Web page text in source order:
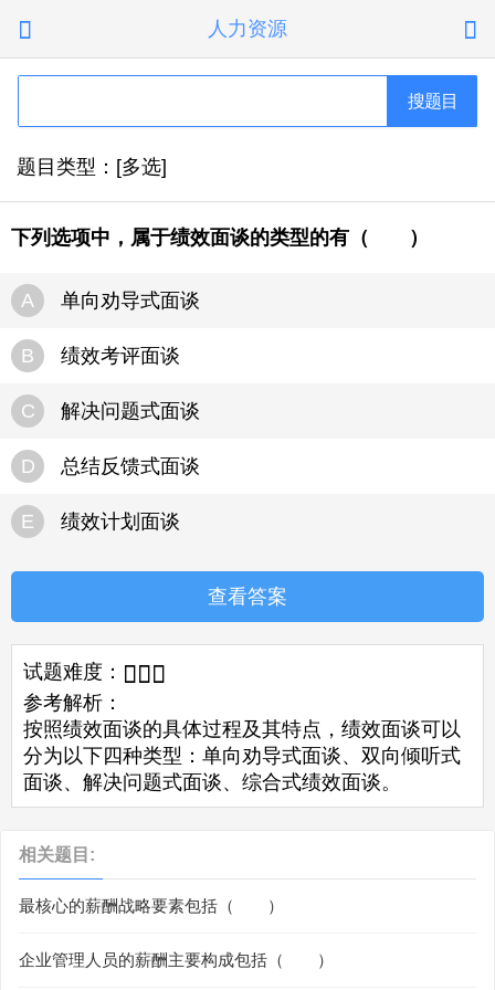
 人力资源 
搜题目
题目类型：[多选]
下列选项中，属于绩效面谈的类型的有（ ）
A 单向劝导式面谈
B 绩效考评面谈
C 解决问题式面谈
D 总结反馈式面谈
E 绩效计划面谈
查看答案
试题难度：   
参考解析：
按照绩效面谈的具体过程及其特点，绩效面谈可以
分为以下四种类型：单向劝导式面谈、双向倾听式
面谈、解决问题式面谈、综合式绩效面谈。
相关题目:
最核心的薪酬战略要素包括（ ）
企业管理人员的薪酬主要构成包括（ ）